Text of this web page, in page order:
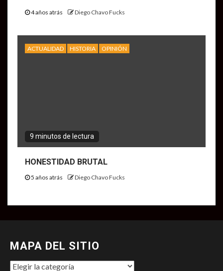
4 años atrás Diego Chavo Fucks
ACTUALIDAD HISTORIA OPINIÓN
9 minutos de lectura
HONESTIDAD BRUTAL
5 años atrás Diego Chavo Fucks
MAPA DEL SITIO
MAPA